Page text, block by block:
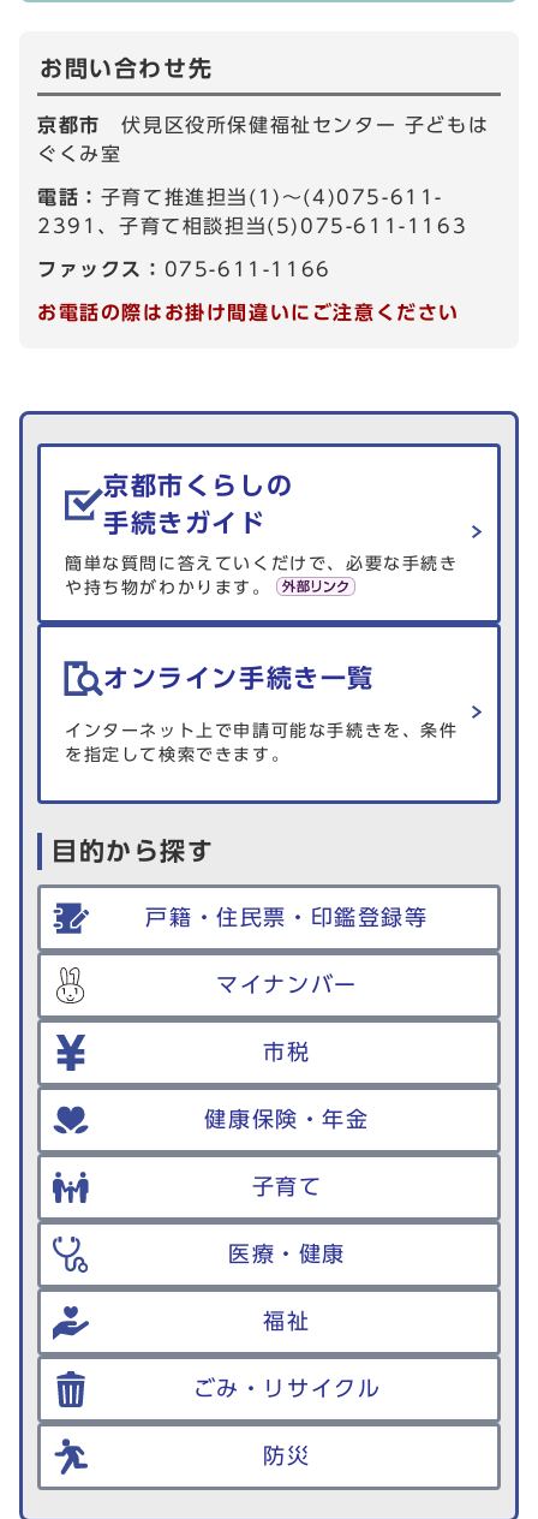
お問い合わせ先
京都市伏見区役所保健福祉センター 子どもは
ぐくみ室
電話： 子育て推進担当(1)～(4)075-611-
2391、子育て相談担当(5)075-611-1163
ファックス： 075-611-1166
お電話の際はお掛け間違いにご注意ください
生活情報を探す
京都市くらしの
手続きガイド
簡単な質問に答えていくだけで、必要な手続き
や持ち物がわかります。
オンライン手続き一覧
インターネット上で申請可能な手続きを、条件
を指定して検索できます。
目的から探す
戸籍・住民票・印鑑登録等
マイナンバー
市税
健康保険・年金
子育て
医療・健康
福祉
ごみ・リサイクル
防災